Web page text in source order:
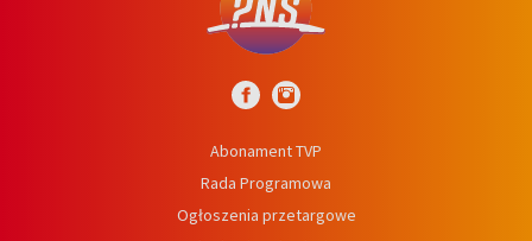
Abonament TVP
Rada Programowa
Ogłoszenia przetargowe